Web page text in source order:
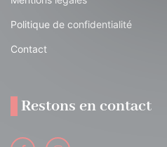
Politique de confidentialité
Contact
Restons en contact